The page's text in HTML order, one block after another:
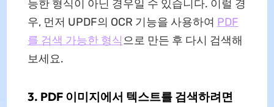
능한 형식이 아닌 경우일 수 있습니다. 이럴 경
우, 먼저 UPDF의 OCR 기능을 사용하여 PDF
를 검색 가능한 형식으로 만든 후 다시 검색해
보세요.
3. PDF 이미지에서 텍스트를 검색하려면